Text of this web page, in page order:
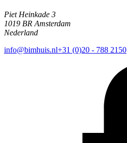
Piet Heinkade 3
1019 BR Amsterdam
Nederland
info@bimhuis.nl+31 (0)20 - 788 2150